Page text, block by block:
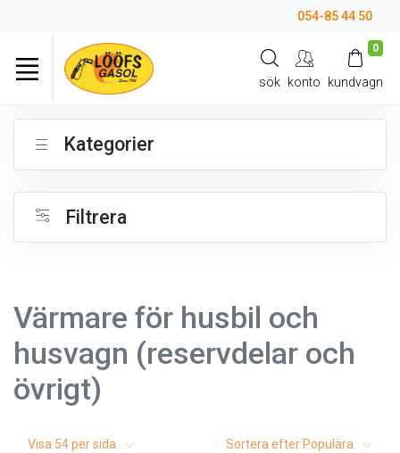
054-85 44 50
sök konto
0
kundvagn
Kategorier
Filtrera
Värmare för husbil och
husvagn (reservdelar och
övrigt)
Visa 54per sida Sortera efter Populära